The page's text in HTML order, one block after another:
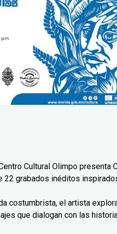
Cultural Olimpo
22 grabados inéditos
costumbrista, el artista
que dialogan con las